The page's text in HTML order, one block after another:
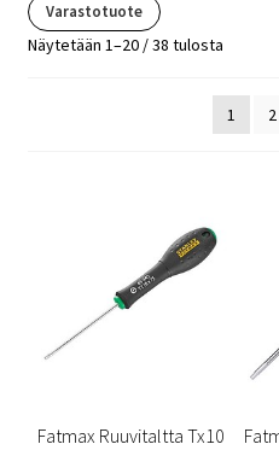
Varastotuote
Näytetään 1–20 / 38 tulosta
1 2
Fatmax Ruuvitaltta Tx10